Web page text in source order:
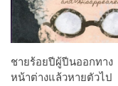
ชายร้อยปีผู้ปีนออกทาง
หน้าต่างแล้วหายตัวไป